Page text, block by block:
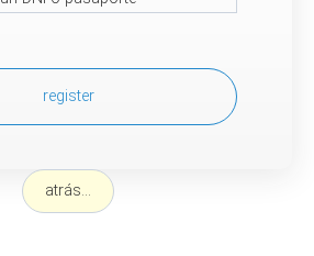
register
atrás...